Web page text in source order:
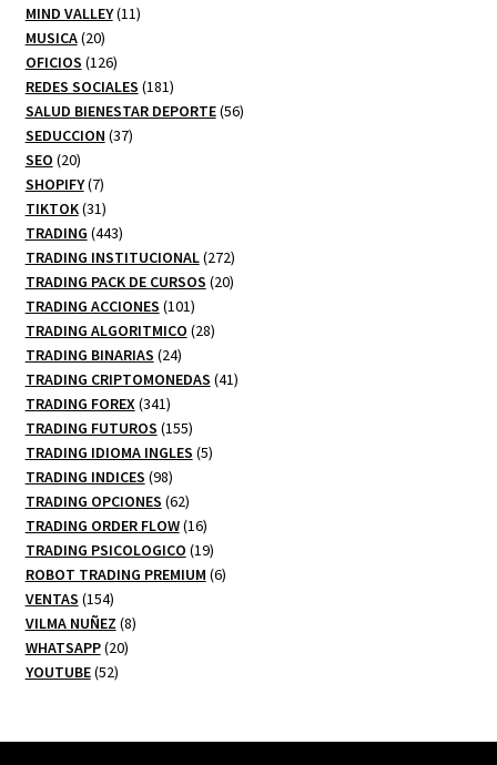
productos
MIND VALLEY 1111
MUSICA 2020
productos
OFICIOS 126126
productos
REDES SOCIALES 181181
productos
SALUD BIENESTAR DEPORTE 5656
SEDUCCION 3737
SEO 2020
productos
SHOPIFY 77
productos
TIKTOK 3131
productos
TRADING 443443
productos
TRADING INSTITUCIONAL 272272
productos
TRADING PACK DE CURSOS 2020
TRADING ACCIONES 101101
productos
TRADING ALGORITMICO 2828
TRADING BINARIAS 2424
productos
TRADING CRIPTOMONEDAS 4141
TRADING FOREX 341341
productos
TRADING FUTUROS 155155
productos
TRADING IDIOMA INGLES 55
TRADING INDICES 9898
productos
TRADING OPCIONES 6262
productos
TRADING ORDER FLOW 1616
productos
TRADING PSICOLOGICO 1919
productos
ROBOT TRADING PREMIUM 66
VENTAS 154154
productos
VILMA NUÑEZ 88
WHATSAPP 2020
YOUTUBE 5252